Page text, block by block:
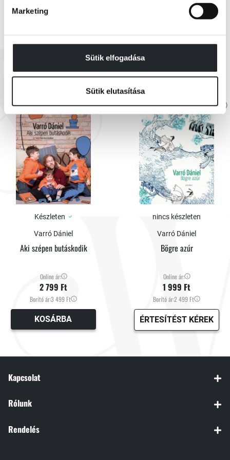
Marketing
Sütik elfogadása
Sütik elutasítása
EZEK IS ÉRDEKELHETNEK
Készleten
Varró Dániel
Aki szépen butáskodik
Online ár:
2 799 Ft
Borító ár:3 499 Ft
KOSÁRBA
nincs készleten
Varró Dániel
Bögre azúr
Online ár:
1 999 Ft
Borító ár:2 499 Ft
ÉRTESÍTÉST KÉREK
Kapcsolat
Rólunk
Rendelés